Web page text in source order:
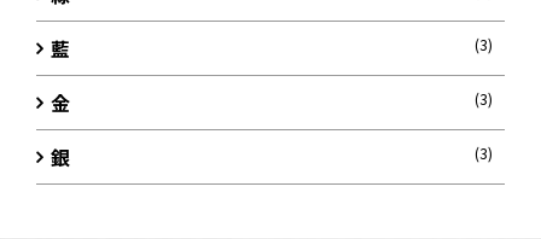
藍 (3)
金 (3)
銀 (3)